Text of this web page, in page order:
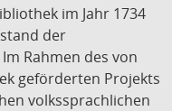
im Jahr 1734
der
Rahmen des von
geförderten Projekts
volkssprachlichen